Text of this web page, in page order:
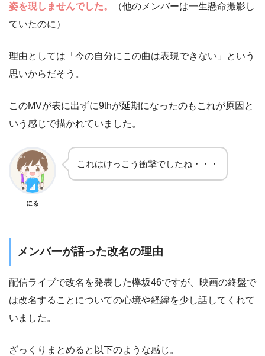
姿を現しませんでした。
（他のメンバーは一生懸命撮影し
ていたのに）
理由としては「今の自分にこの曲は表現できない」という
思いからだそう。
このMVが表に出ずに9thが延期になったのもこれが原因と
いう感じで描かれていました。
にる
これはけっこう衝撃でしたね・・・
メンバーが語った改名の理由
配信ライブで改名を発表した欅坂46ですが、映画の終盤で
は改名することについての心境や経緯を少し話してくれて
いました。
ざっくりまとめると以下のような感じ。